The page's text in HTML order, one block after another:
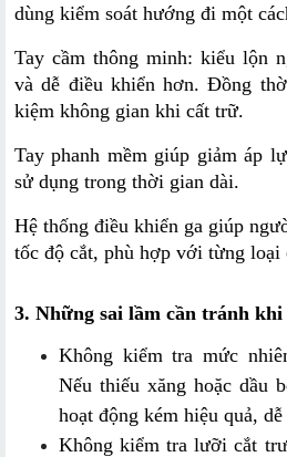
dùng kiểm soát hướng đi một
Tay cầm thông minh: kiểu lộn
và dễ điều khiển hơn. Đồng
kiệm không gian khi cất trữ.
Tay phanh mềm giúp giảm áp
sử dụng trong thời gian dài.
Hệ thống điều khiển ga giúp
tốc độ cắt, phù hợp với từng loại
3. Những sai lầm cần tránh
Không kiểm tra mức
Nếu thiếu xăng hoặc dầu
hoạt động kém hiệu quả,
Không kiểm tra lưỡi cắt